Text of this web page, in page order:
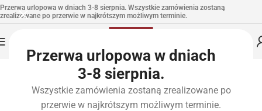
Przerwa urlopowa w dniach
3-8 sierpnia.
Wszystkie zamówienia zostaną zrealizowane po
przerwie w najkrótszym możliwym terminie.
Przerwa urlopowa w dniach 3-8 sierpnia. Wszystkie zamówienia zostaną
zrealizowane po przerwie w najkrótszym możliwym terminie.